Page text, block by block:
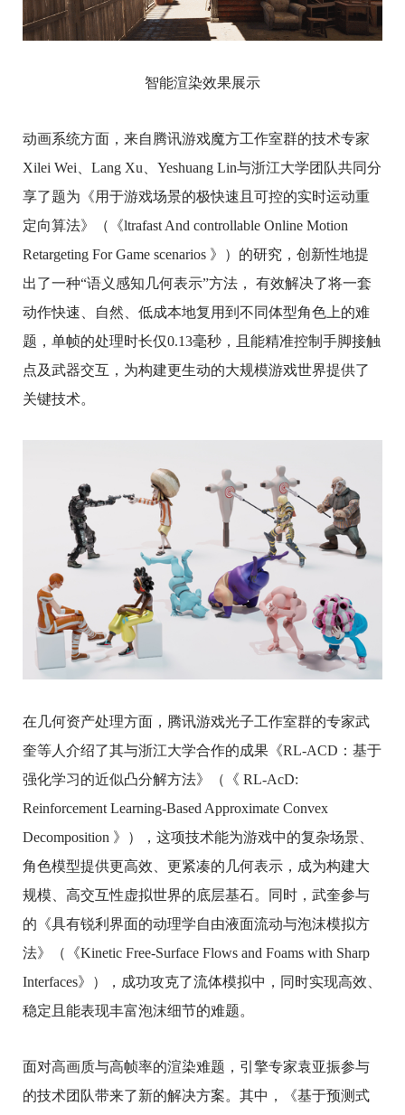
智能渲染效果展示
动画系统方面，来自腾讯游戏魔方工作室群的技术专家
Xilei Wei、Lang Xu、Yeshuang Lin与浙江大学团队共同分
享了题为《用于游戏场景的极快速且可控的实时运动重
定向算法》（《ltrafast And controllable Online Motion
Retargeting For Game scenarios 》）的研究，创新性地提
出了一种“语义感知几何表示”方法， 有效解决了将一套
动作快速、自然、低成本地复用到不同体型角色上的难
题，单帧的处理时长仅0.13毫秒，且能精准控制手脚接触
点及武器交互，为构建更生动的大规模游戏世界提供了
关键技术。
在几何资产处理方面，腾讯游戏光子工作室群的专家武
奎等人介绍了其与浙江大学合作的成果《RL-ACD：基于
强化学习的近似凸分解方法》（《 RL-AcD:
Reinforcement Learning-Based Approximate Convex
Decomposition 》），这项技术能为游戏中的复杂场景、
角色模型提供更高效、更紧凑的几何表示，成为构建大
规模、高交互性虚拟世界的底层基石。同时，武奎参与
的《具有锐利界面的动理学自由液面流动与泡沫模拟方
法》（《Kinetic Free-Surface Flows and Foams with Sharp
Interfaces》），成功攻克了流体模拟中，同时实现高效、
稳定且能表现丰富泡沫细节的难题。
面对高画质与高帧率的渲染难题，引擎专家袁亚振参与
的技术团队带来了新的解决方案。其中，《基于预测式